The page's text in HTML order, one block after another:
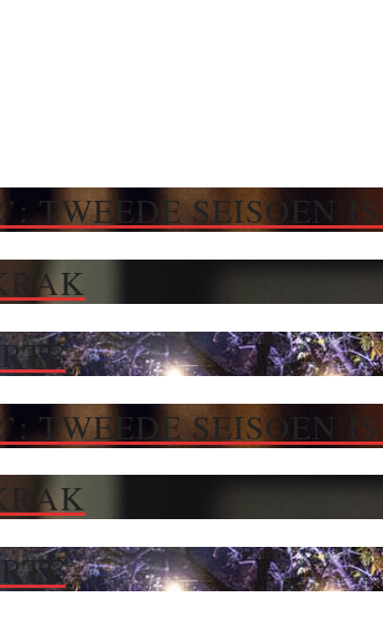
TWEEDE SEISOEN
TWEEDE SEISOEN